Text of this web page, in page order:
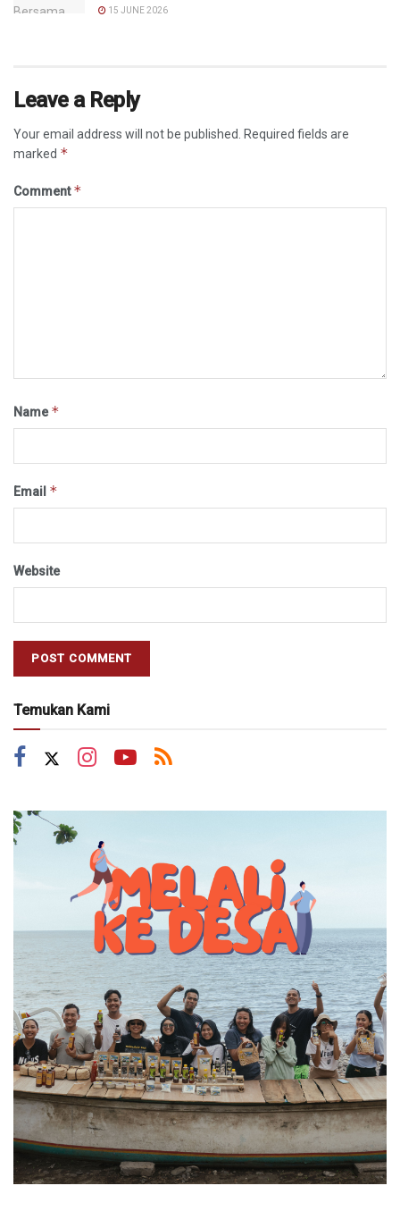
15 JUNE 2026
Leave a Reply
Your email address will not be published.
Required fields are
marked *
Comment*
Name*
Email *
Website
Temukan Kami